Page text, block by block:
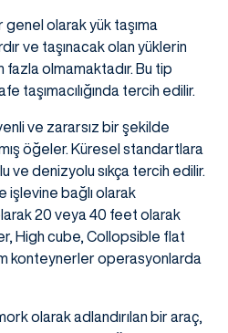
olarak yük taşıma
ve taşınacak olan yüklerin
fazla olmamaktadır. Bu tip
taşımacılığında tercih edilir.
ve zararsız bir şekilde
öğeler. Küresel standartlara
ve denizyolu sıkça tercih edilir.
işlevine bağlı olarak
20 veya 40 feet olarak
High cube, Collopsible flat
konteynerler operasyonlarda
olarak adlandırılan bir araç,